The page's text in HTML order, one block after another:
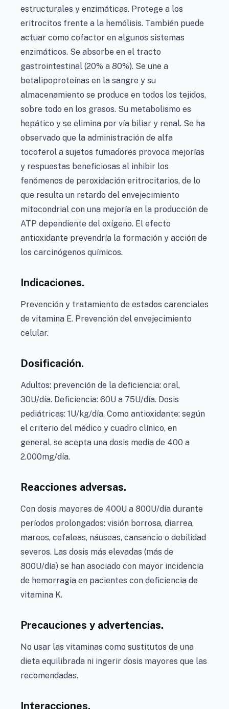
estructurales y enzimáticas. Protege a los
eritrocitos frente a la hemólisis. También puede
actuar como cofactor en algunos sistemas
enzimáticos. Se absorbe en el tracto
gastrointestinal (20% a 80%). Se une a
betalipoproteínas en la sangre y su
almacenamiento se produce en todos los tejidos,
sobre todo en los grasos. Su metabolismo es
hepático y se elimina por vía biliar y renal. Se ha
observado que la administración de alfa
tocoferol a sujetos fumadores provoca mejorías
y respuestas beneficiosas al inhibir los
fenómenos de peroxidación eritrocitarios, de lo
que resulta un retardo del envejecimiento
mitocondrial con una mejoría en la producción de
ATP dependiente del oxígeno. El efecto
antioxidante prevendría la formación y acción de
los carcinógenos químicos.
Indicaciones.
Prevención y tratamiento de estados carenciales
de vitamina E. Prevención del envejecimiento
celular.
Dosificación.
Adultos: prevención de la deficiencia: oral,
30U/día. Deficiencia: 60U a 75U/día. Dosis
pediátricas: 1U/kg/día. Como antioxidante: según
el criterio del médico y cuadro clínico, en
general, se acepta una dosis media de 400 a
2.000mg/día.
Reacciones adversas.
Con dosis mayores de 400U a 800U/día durante
períodos prolongados: visión borrosa, diarrea,
mareos, cefaleas, náuseas, cansancio o debilidad
severos. Las dosis más elevadas (más de
800U/día) se han asociado con mayor incidencia
de hemorragia en pacientes con deficiencia de
vitamina K.
Precauciones y advertencias.
No usar las vitaminas como sustitutos de una
dieta equilibrada ni ingerir dosis mayores que las
recomendadas.
Interacciones.